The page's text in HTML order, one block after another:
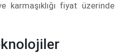
karmaşıklığı fiyat üzerinde